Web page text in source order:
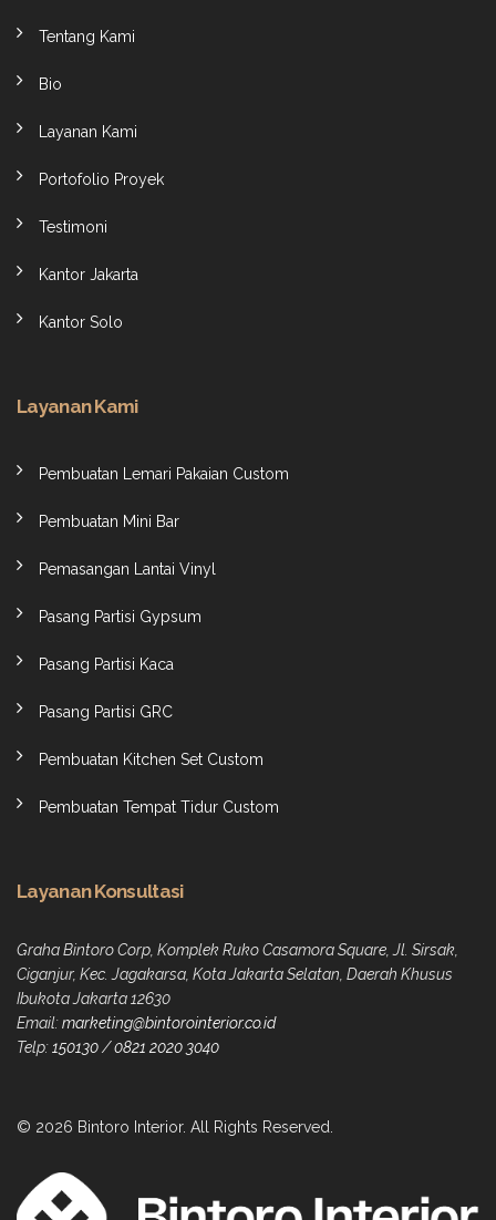
Tentang Kami
Bio
Layanan Kami
Portofolio Proyek
Testimoni
Kantor Jakarta
Kantor Solo
Layanan Kami
Pembuatan Lemari Pakaian Custom
Pembuatan Mini Bar
Pemasangan Lantai Vinyl
Pasang Partisi Gypsum
Pasang Partisi Kaca
Pasang Partisi GRC
Pembuatan Kitchen Set Custom
Pembuatan Tempat Tidur Custom
Layanan Konsultasi
Graha Bintoro Corp, Komplek Ruko Casamora Square, Jl. Sirsak,
Ciganjur, Kec. Jagakarsa, Kota Jakarta Selatan, Daerah Khusus
Ibukota Jakarta 12630
Email:marketing@bintorointerior.co.id
Telp: 150130/0821 2020 3040
© 2026 Bintoro Interior. All Rights Reserved.